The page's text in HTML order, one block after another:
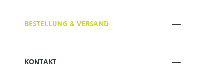
BESTELLUNG & VERSAND
KONTAKT